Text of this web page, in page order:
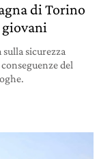
di Torino
giovani
sicurezza
del